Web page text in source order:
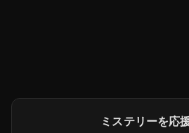
ミステリーを応